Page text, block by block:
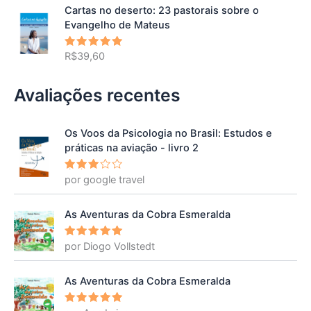
Cartas no deserto: 23 pastorais sobre o
Evangelho de Mateus
Avaliação
de 5
R$39,60
Avaliações recentes
Os Voos da Psicologia no Brasil: Estudos e
práticas na aviação - livro 2
Avalia
ção3
por google travel
As Aventuras da Cobra Esmeralda
Avaliação
5
por Diogo Vollstedt
As Aventuras da Cobra Esmeralda